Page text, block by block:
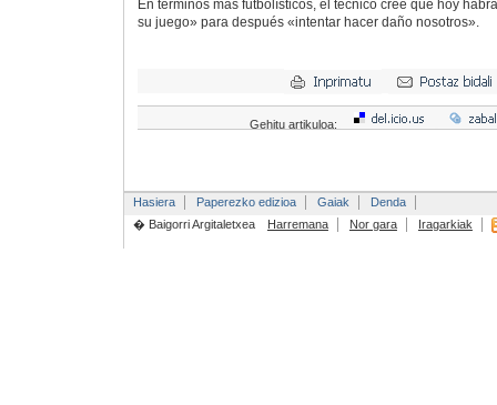
En términos más futbolísticos, el técnico cree que hoy
su juego» para después «intentar hacer daño nosotros».
Gehitu artikuloa:
Hasiera Paperezko edizioa Gaiak
Denda
� Baigorri Argitaletxea
Harremana Nor gara Iragarkiak